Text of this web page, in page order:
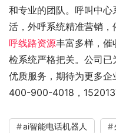
和专业的团队。呼叫中
活，外呼系统精准营销，
呼线路资源丰富多样，催
检系统严格把关。公司
优质服务，期待为更多企
400-900-4018，
ai智能电话机器人